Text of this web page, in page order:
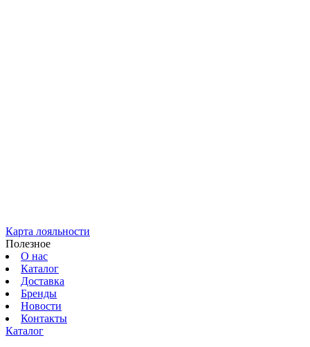
Карта лояльности
Полезное
О нас
Каталог
Доставка
Бренды
Новости
Контакты
Каталог